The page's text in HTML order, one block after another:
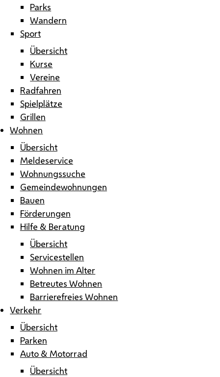
Parks
Wandern
Sport
Übersicht
Kurse
Vereine
Radfahren
Spielplätze
Grillen
Wohnen
Übersicht
Meldeservice
Wohnungssuche
Gemeindewohnungen
Bauen
Förderungen
Hilfe & Beratung
Übersicht
Servicestellen
Wohnen im Alter
Betreutes Wohnen
Barrierefreies Wohnen
Verkehr
Übersicht
Parken
Auto & Motorrad
Übersicht